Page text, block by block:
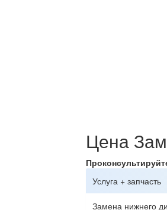
Цена
Услуга + запчасть
Замена нижнего